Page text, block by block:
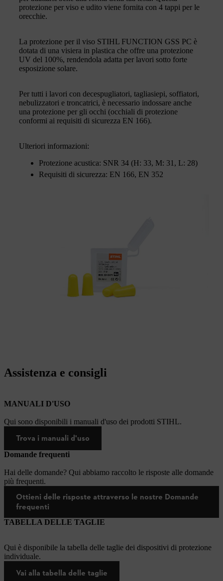
protezione per viso e udito viene fornita con 4 tappi per le
orecchie.
La protezione per il viso STIHL FUNCTION GSS PC è
dotata di una visiera in plastica che offre una protezione
UV del 100%, rendendola adatta per lavori sotto forte
esposizione solare.
Per tutti i lavori con decespugliatori, tagliasiepi, soffiatori,
nebulizzatori e troncatrici, è necessario indossare anche
una protezione per gli occhi (occhiali di protezione
conformi ai requisiti di sicurezza EN 166).
Ulteriori informazioni:
Protezione acustica: SNR 34 (H: 33, M: 31, L: 28)
Requisiti di sicurezza: EN 166, EN 352
Assistenza e consigli
MANUALI D'USO
Qui sono disponibili i manuali d'uso dei prodotti STIHL.
Trova i manuali d'uso
Domande frequenti
Hai delle domande? Qui abbiamo raccolto le risposte alle domande
più frequenti.
Ottieni delle risposte attraverso le nostre Domande
frequenti
TABELLA DELLE TAGLIE
Qui è disponibile la tabella delle taglie dei dispositivi di protezione
individuale.
Vai alla tabella delle taglie